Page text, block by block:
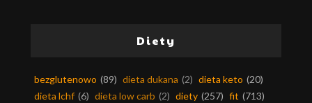
Diety
bezglutenowo (89) dieta dukana (2) dieta keto (20)
dieta lchf (6) dieta low carb (2) diety (257) fit (713)